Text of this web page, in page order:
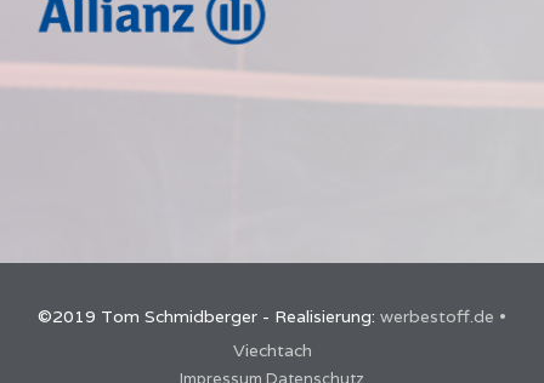
©2019 Tom Schmidberger - Realisierung: werbestoff.de •
Viechtach
Impressum Datenschutz